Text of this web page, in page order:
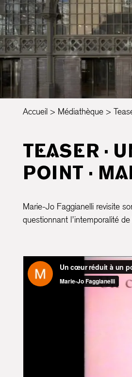
Accueil Médiathèque
TEASER ·
POINT ·
Marie-Jo Faggianelli revisite
questionnant l’intemporalité